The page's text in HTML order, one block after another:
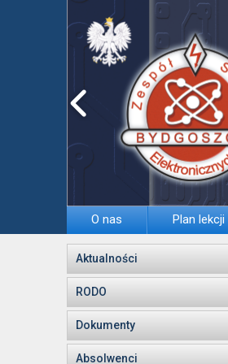
O nas Plan lekcji
Aktualności
RODO
Dokumenty
Absolwenci